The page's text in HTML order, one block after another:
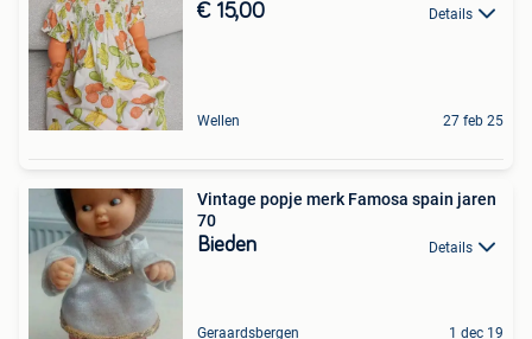
€ 15,00 Details
Wellen 27 feb 25
Vintage popje merk Famosa spain jaren
70
Bieden Details
Geraardsbergen 1 dec 19